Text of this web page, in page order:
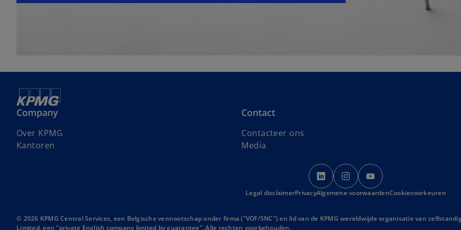
Company
Over KPMG
Kantoren
Contact
Contacteer ons
Media
o
p
e
s
o
p
e
s
p
e
s
Legal disclaimerPrivacyAlgemene voorwaardenCookievoorkeuren
© 2026 KPMG Central Services, een Belgische vennootschap onder firma ("VOF/SNC") en lid van de KPMG wereldwijde organisatie van
Limited, een "private English company limited by guarantee". Alle rechten voorbehouden.